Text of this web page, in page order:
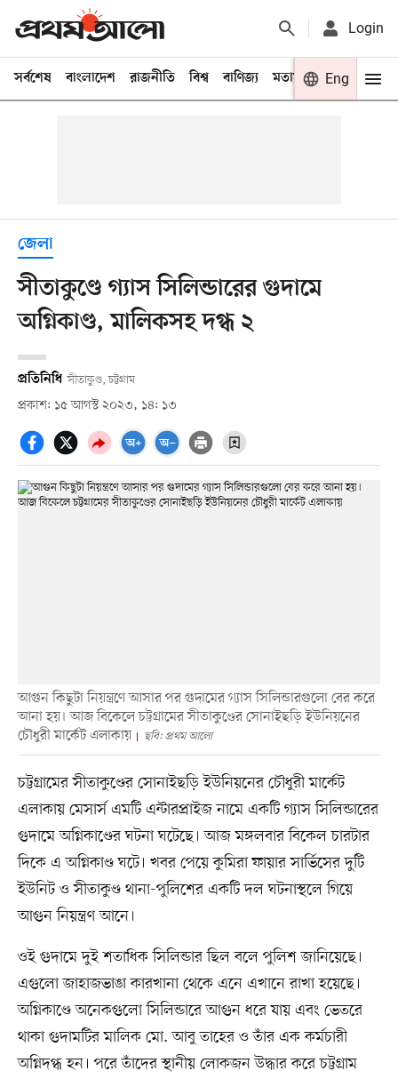
Login
সর্বশেষ বাংলাদেশ রাজনীতি বিশ্ব বাণিজ্য মতামত খেলা
Eng
জেলা
সীতাকুণ্ডে গ্যাস সিলিন্ডারের গুদামে
অগ্নিকাণ্ড, মালিকসহ দগ্ধ ২
প্রতিনিধি সীতাকুণ্ড, চট্টগ্রাম
প্রকাশ: ১৫ আগস্ট ২০২৩, ১৪: ১৩
আগুন কিছুটা নিয়ন্ত্রণে আসার পর গুদামের গ্যাস সিলিন্ডারগুলো বের করে
আনা হয়। আজ বিকেলে চট্টগ্রামের সীতাকুণ্ডের সোনাইছড়ি ইউনিয়নের
চৌধুরী মার্কেট এলাকায়
ছবি: প্রথম আলো
চট্টগ্রামের সীতাকুণ্ডের সোনাইছড়ি ইউনিয়নের চৌধুরী মার্কেট
এলাকায় মেসার্স এমটি এন্টারপ্রাইজ নামে একটি গ্যাস সিলিন্ডারের
গুদামে অগ্নিকাণ্ডের ঘটনা ঘটেছে। আজ মঙ্গলবার বিকেল চারটার
দিকে এ অগ্নিকাণ্ড ঘটে। খবর পেয়ে কুমিরা ফায়ার সার্ভিসের দুটি
ইউনিট ও সীতাকুণ্ড থানা-পুলিশের একটি দল ঘটনাস্থলে গিয়ে
আগুন নিয়ন্ত্রণ আনে।
ওই গুদামে দুই শতাধিক সিলিন্ডার ছিল বলে পুলিশ জানিয়েছে।
এগুলো জাহাজভাঙা কারখানা থেকে এনে এখানে রাখা হয়েছে।
অগ্নিকাণ্ডে অনেকগুলো সিলিন্ডারে আগুন ধরে যায় এবং ভেতরে
থাকা গুদামটির মালিক মো. আবু তাহের ও তাঁর এক কর্মচারী
অগ্নিদগ্ধ হন। পরে তাঁদের স্থানীয় লোকজন উদ্ধার করে চট্টগ্রাম